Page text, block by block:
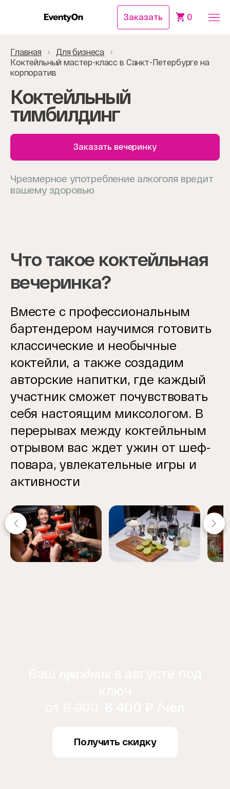
Заказать 0
Главная
Для бизнеса
Коктейльный мастер-класс в Санкт-Петербурге на
корпоратив
Коктейльный
тимбилдинг
Заказать вечеринку
Чрезмерное употребление алкоголя вредит
вашему здоровью
Что такое коктейльная
вечеринка?
Вместе с профессиональным
бартендером научимся готовить
классические и необычные
коктейли, а также создадим
авторские напитки, где каждый
участник сможет почувствовать
себя настоящим миксологом. В
перерывах между коктейльным
отрывом вас ждет ужин от шеф-
повара, увлекательные игры и
активности
Получить скидку